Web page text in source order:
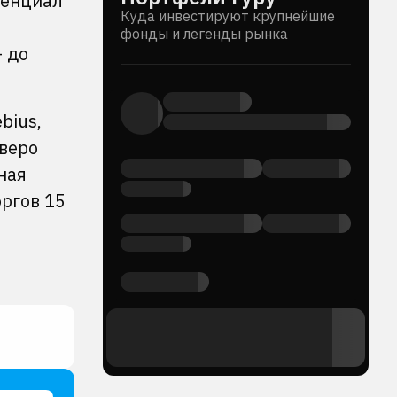
до
15
Куда инвестируют крупнейшие
фонды и легенды рынка